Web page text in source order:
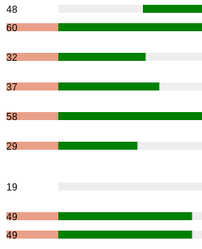
48
60
32
37
58
29
19
49
49